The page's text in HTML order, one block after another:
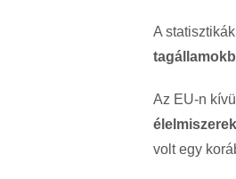
A
Az EU-n
volt egy